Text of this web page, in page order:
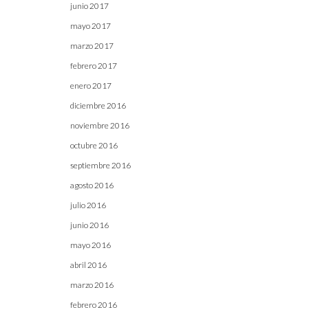
junio 2017
mayo 2017
marzo 2017
febrero 2017
enero 2017
diciembre 2016
noviembre 2016
octubre 2016
septiembre 2016
agosto 2016
julio 2016
junio 2016
mayo 2016
abril 2016
marzo 2016
febrero 2016